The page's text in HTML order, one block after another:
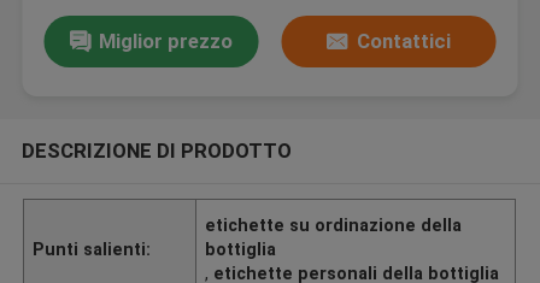
Miglior prezzo Contattici
DESCRIZIONE DI PRODOTTO
Punti salienti:
etichette su ordinazione della
bottiglia
, etichette personali della bottiglia